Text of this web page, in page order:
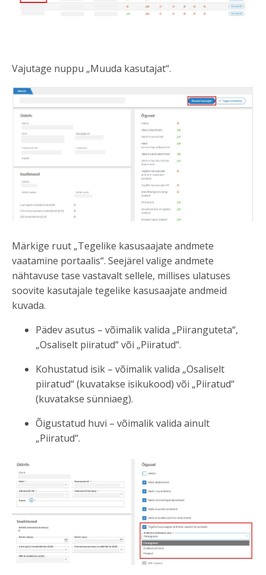
Vajutage nuppu „Muuda kasutajat“.
Märkige ruut „Tegelike kasusaajate andmete
vaatamine portaalis“. Seejärel valige andmete
nähtavuse tase vastavalt sellele, millises ulatuses
soovite kasutajale tegelike kasusaajate andmeid
kuvada.
Pädev asutus – võimalik valida „Piiranguteta“,
„Osaliselt piiratud“ või „Piiratud“.
Kohustatud isik – võimalik valida „Osaliselt
piiratud“ (kuvatakse isikukood) või „Piiratud“
(kuvatakse sünniaeg).
Õigustatud huvi – võimalik valida ainult
„Piiratud“.